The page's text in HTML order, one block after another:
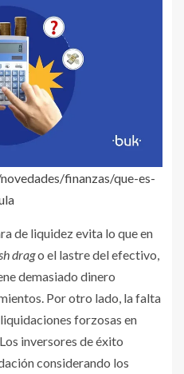
finanzas/que-es-
de liquidez evita lo que en
drago el lastre del efectivo,
demasiado dinero
Por otro lado, la falta
forzosas en
inversores de éxito
considerando los